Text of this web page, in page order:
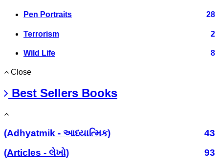
Pen Portraits 28
Terrorism 2
Wild Life 8
Close
Best Sellers Books
(Adhyatmik - આધ્યાત્મિક)
43
(Articles - લેખો)
93